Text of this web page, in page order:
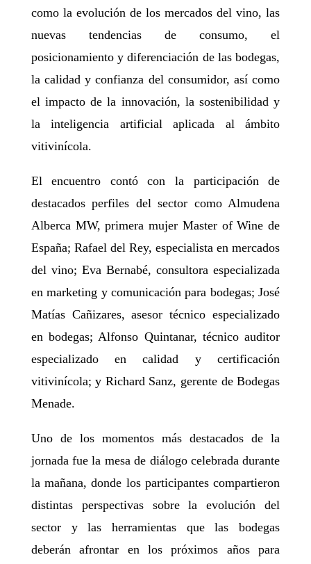
como la evolución de los mercados del vino, las
nuevas tendencias de consumo, el
posicionamiento y diferenciación de las bodegas,
la calidad y confianza del consumidor, así como
el impacto de la innovación, la sostenibilidad y
la inteligencia artificial aplicada al ámbito
vitivinícola.
El encuentro contó con la participación de
destacados perfiles del sector como Almudena
Alberca MW, primera mujer Master of Wine de
España; Rafael del Rey, especialista en mercados
del vino; Eva Bernabé, consultora especializada
en marketing y comunicación para bodegas; José
Matías Cañizares, asesor técnico especializado
en bodegas; Alfonso Quintanar, técnico auditor
especializado en calidad y certificación
vitivinícola; y Richard Sanz, gerente de Bodegas
Menade.
Uno de los momentos más destacados de la
jornada fue la mesa de diálogo celebrada durante
la mañana, donde los participantes compartieron
distintas perspectivas sobre la evolución del
sector y las herramientas que las bodegas
deberán afrontar en los próximos años para